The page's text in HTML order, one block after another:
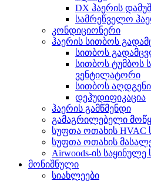
DX ჰაერის
სამრეწველო
კონდიციონერი
ჰაერის სითბოს
სითბოს
სითბოს ტუმბოს
ვენტილატორი
სითბოს
დეჰუდიფიკაცია
ჰაერის გამწმენდი
გამაგრილებელი
სუფთა ოთახის HVAC
სუფთა ოთახის
Airwoods-ის საყინულე
მონიშნული
სიახლეები